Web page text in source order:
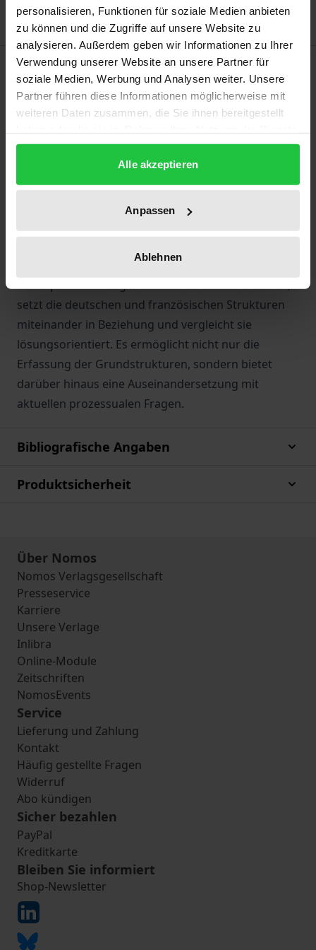
personalisieren, Funktionen für soziale Medien anbieten
zu können und die Zugriffe auf unsere Website zu
analysieren. Außerdem geben wir Informationen zu Ihrer
Verwendung unserer Website an unsere Partner für
soziale Medien, Werbung und Analysen weiter. Unsere
Partner führen diese Informationen möglicherweise mit
weiteren Daten zusammen, die Sie ihnen bereitgestellt
gesammelt haben.
Alle akzeptieren
Anpassen
Ablehnen
Beschreibung
Die direkten Beteiligungsmöglichkeiten der
setzen jedoch ein aktives Engagement der Gläubiger
voraus. Fehlt dieses, werden die
Gläubigerinteressen nicht angemessen gewahrt.
Frankreich begegnete dieser Problematik, indem es
Beteiligungsmöglichkeiten der Gläubiger in einem
auf Liquidation ausgerichteten Insolvenzverfahren,
setzt die deutschen und französischen Strukturen
miteinander in Beziehung und vergleicht sie
lösungsorientiert. Es ermöglicht nicht nur die
Erfassung der Grundstrukturen, sondern bietet
darüber hinaus eine Auseinandersetzung mit
aktuellen prozessualen Fragen.
Bibliografische Angaben
Produktsicherheit
Über Nomos
Nomos Verlagsgesellschaft
Presseservice
Karriere
Unsere Verlage
Inlibra
Online-Module
Zeitschriften
NomosEvents
Service
Lieferung und Zahlung
Kontakt
Häufig gestellte Fragen
Widerruf
Abo kündigen
Sicher bezahlen
PayPal
Kreditkarte
Bleiben Sie informiert
Shop-Newsletter